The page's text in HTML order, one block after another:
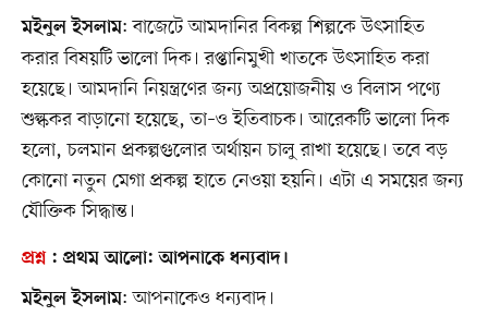
মইনুল ইসলাম: বাজেটে আমদানির বিকল্প শিল্পকে উৎসাহিত
করার বিষয়টি ভালো দিক। রপ্তানিমুখী খাতকে উৎসাহিত করা
হয়েছে। আমদানি নিয়ন্ত্রণের জন্য অপ্রয়োজনীয় ও বিলাস পণ্যে
শুল্ককর বাড়ানো হয়েছে, তা–ও ইতিবাচক। আরেকটি ভালো দিক
হলো, চলমান প্রকল্পগুলোর অর্থায়ন চালু রাখা হয়েছে। তবে বড়
কোনো নতুন মেগা প্রকল্প হাতে নেওয়া হয়নি। এটা এ সময়ের জন্য
যৌক্তিক সিদ্ধান্ত।
প্রশ্ন: প্রথম আলো: আপনাকে ধন্যবাদ।
মইনুল ইসলাম: আপনাকেও ধন্যবাদ।